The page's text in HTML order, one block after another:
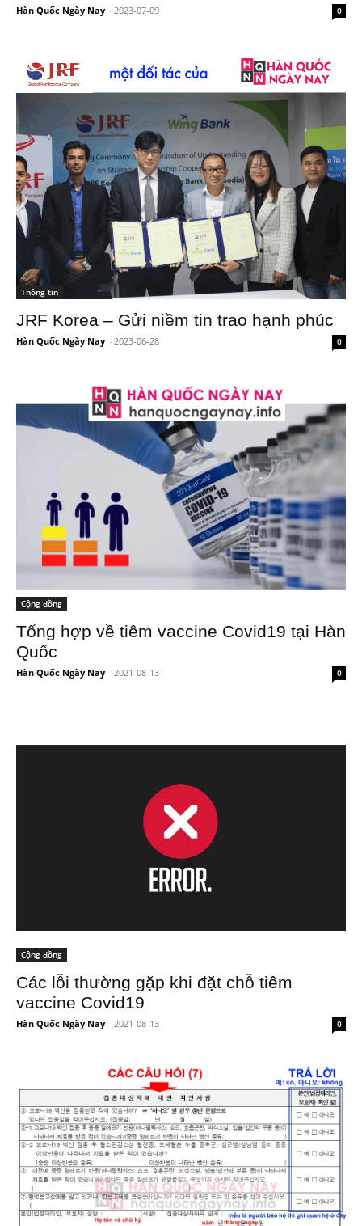
Hàn Quốc Ngày Nay - 2023-07-09 0
Thông tin
JRF Korea – Gửi niềm tin trao hạnh phúc
Hàn Quốc Ngày Nay - 2023-06-28 0
Cộng đồng
Tổng hợp về tiêm vaccine Covid19 tại Hàn
Quốc
Hàn Quốc Ngày Nay - 2021-08-13 0
Cộng đồng
Các lỗi thường gặp khi đặt chỗ tiêm
vaccine Covid19
Hàn Quốc Ngày Nay - 2021-08-13 0